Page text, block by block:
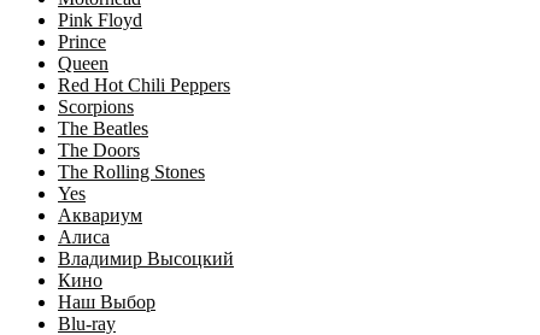
Pink Floyd
Prince
Queen
Red Hot Chili Peppers
Scorpions
The Beatles
The Doors
The Rolling Stones
Yes
Аквариум
Алиса
Владимир Высоцкий
Кино
Наш Выбор
Blu-ray